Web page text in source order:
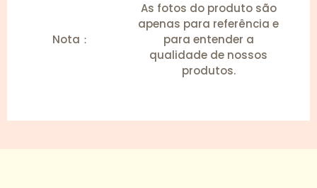
Nota：
As fotos do produto são
apenas para referência e
para entender a
qualidade de nossos
produtos.